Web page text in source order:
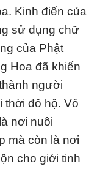
Kinh điển của
sử dụng chữ
của Phật
Hoa đã khiến
người
thời đô hộ. Vô
nơi nuôi
mà còn là nơi
cho giới tinh